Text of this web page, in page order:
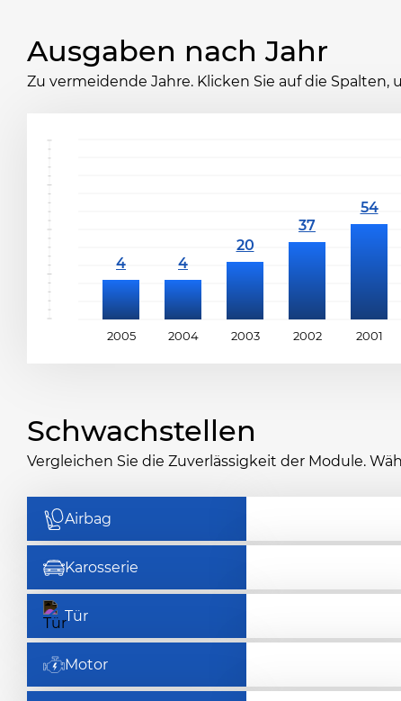
Ausgaben nach Jahr
Zu vermeidende Jahre. Klicken Sie auf die Spalten,
2005 2004 2003 2002 2001
Schwachstellen
Vergleichen Sie die Zuverlässigkeit der Module.
Airbag
Karosserie
Tür
Motor